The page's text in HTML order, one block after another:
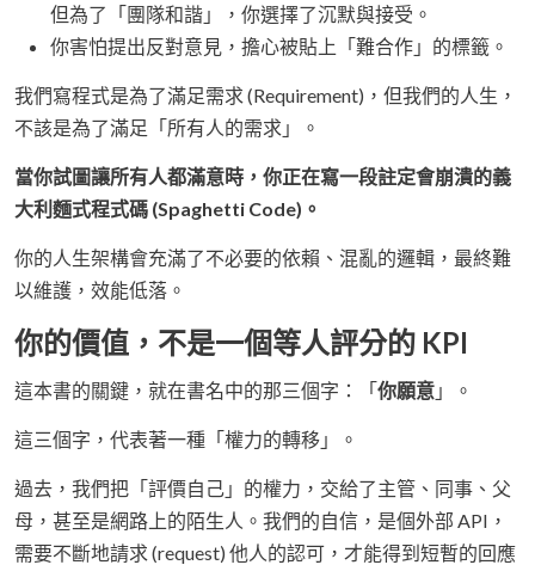
但為了「團隊和諧」，你選擇了沉默與接受。
你害怕提出反對意見，擔心被貼上「難合作」的標籤。
我們寫程式是為了滿足需求 (Requirement)，但我們的人生，
不該是為了滿足「所有人的需求」。
當你試圖讓所有人都滿意時，你正在寫一段註定會崩潰的義
大利麵式程式碼 (Spaghetti Code)。
你的人生架構會充滿了不必要的依賴、混亂的邏輯，最終難
以維護，效能低落。
你的價值，不是一個等人評分的 KPI
這本書的關鍵，就在書名中的那三個字：「你願意 」。
這三個字，代表著一種「權力的轉移」。
過去，我們把「評價自己」的權力，交給了主管、同事、父
母，甚至是網路上的陌生人。我們的自信，是個外部 API，
需要不斷地請求 (request) 他人的認可，才能得到短暫的回應